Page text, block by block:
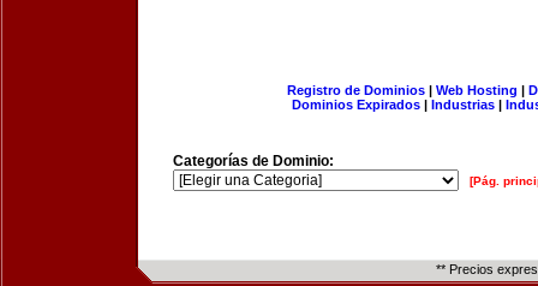
Registro de Dominios| Web Hosting |
Dominios Expirados | Industrias |
Categorías de Dominio:
[Pág.
** Precios